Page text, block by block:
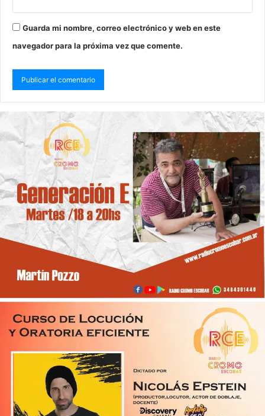
Guarda mi nombre, correo electrónico y web en este
navegador para la próxima vez que comente.